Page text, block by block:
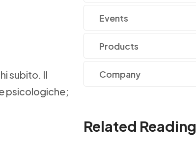
subito. Il
psicologiche;
Events
Products
Company
Related Reading